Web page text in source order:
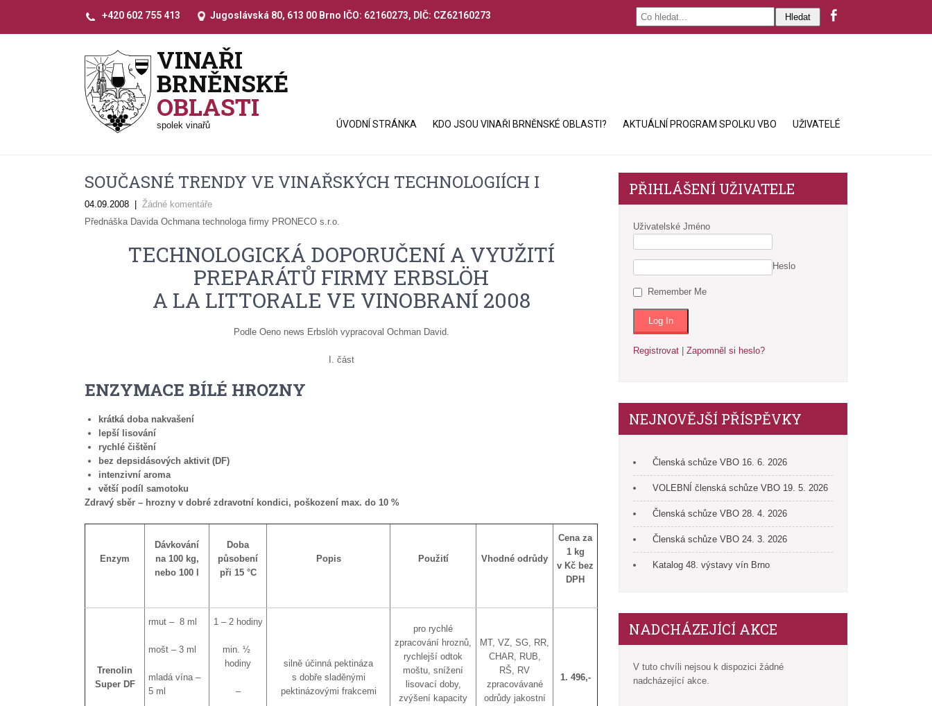
+420 602 755 413 Jugoslávská 80, 613 00 Brno IČO: 62160273, DIČ: CZ62160273
VINAŘI
BRNĚNSKÉ
OBLASTI
spolek vinařů ÚVODNÍ STRÁNKA KDO JSOU VINAŘI BRNĚNSKÉ OBLASTI? AKTUÁLNÍ PROGRAM SPOLKU VBO UŽIVATELÉ
SOUČASNÉ TRENDY VE VINAŘSKÝCH TECHNOLOGIÍCH I
04.09.2008
Žádné komentáře
Přednáška Davida Ochmana technologa firmy PRONECO s.r.o.
TECHNOLOGICKÁ DOPORUČENÍ A VYUŽITÍ
PREPARÁTŮ FIRMY ERBSLÖH
A LA LITTORALE VE VINOBRANÍ 2008
Podle Oeno news Erbslöh vypracoval Ochman David.
I. část
ENZYMACE BÍLÉ HROZNY
krátká doba nakvašení
lepší lisování
rychlé čištění
bez depsidásových aktivit (DF)
intenzivní aroma
větší podíl samotoku
Zdravý sběr – hrozny v dobré zdravotní kondici, poškození max. do 10 %
Enzym
Dávkování
na 100 kg,
nebo 100 l
Doba
působení
při 15 °C
Popis Použití Vhodné odrůdy
Cena za
1 kg
v Kč bez
DPH
Trenolin
Super DF
rmut – 8 ml
mošt – 3 ml
mladá vína –
5 ml
1 – 2 hodiny
min. ½
hodiny
–
silně účinná pektináza
s dobře sladěnými
pektinázovými frakcemi
pro rychlé
zpracování hroznů,
rychlejší odtok
moštu, snížení
lisovací doby,
zvýšení kapacity
MT, VZ, SG, RR,
CHAR, RUB,
RŠ, RV
zpracovávané
odrůdy jakostní
1. 496,-
PŘIHLÁŠENÍ UŽIVATELE
Uživatelské Jméno
Heslo
Remember Me
Registrovat Zapomněl si heslo?
NEJNOVĚJŠÍ PŘÍSPĚVKY
Členská schůze VBO 16. 6. 2026
VOLEBNÍ členská schůze VBO 19. 5. 2026
Členská schůze VBO 28. 4. 2026
Členská schůze VBO 24. 3. 2026
Katalog 48. výstavy vín Brno
NADCHÁZEJÍCÍ AKCE
V tuto chvíli nejsou k dispozici žádné
nadcházející akce.